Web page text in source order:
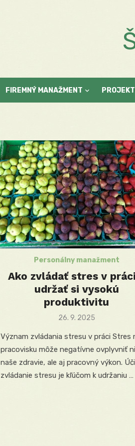
FIREMNÝ MANAŽMENT
Personálny manažment
Ako zvládať stres v
udržať si vysokú
produktivitu
Posted
26. 9. 2025
Význam zvládania stresu v práci Stres
pracovisku môže negatívne ovplyvniť
naše zdravie, ale aj pracovný výkon.
zvládanie stresu je kľúčom k udržaniu …